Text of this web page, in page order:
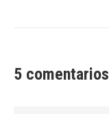
5 comentarios